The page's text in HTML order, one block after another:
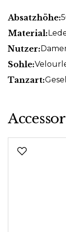
Absatzhöhe:
Material:
Nutzer:
Sohle:
Tanzart: